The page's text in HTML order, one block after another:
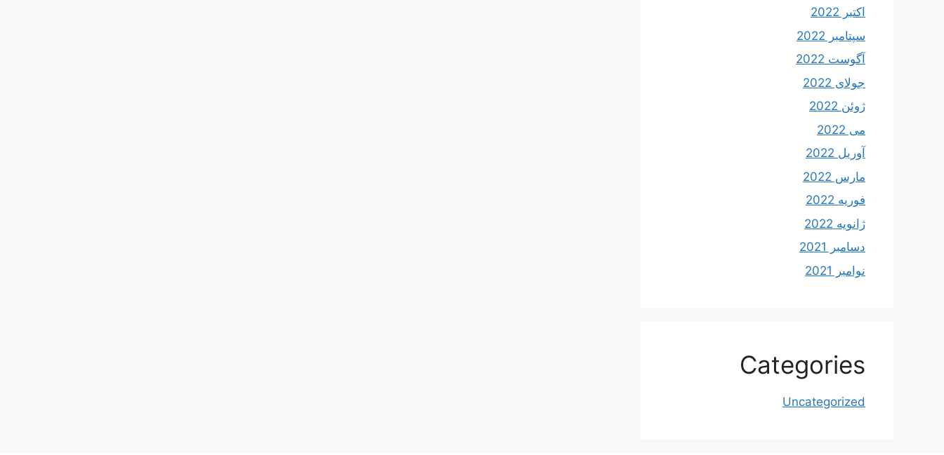
اکتبر 2022
سپتامبر 2022
آگوست 2022
جولای 2022
ژوئن 2022
می 2022
آوریل 2022
مارس 2022
فوریه 2022
ژانویه 2022
دسامبر 2021
نوامبر 2021
Categories
Uncategorized